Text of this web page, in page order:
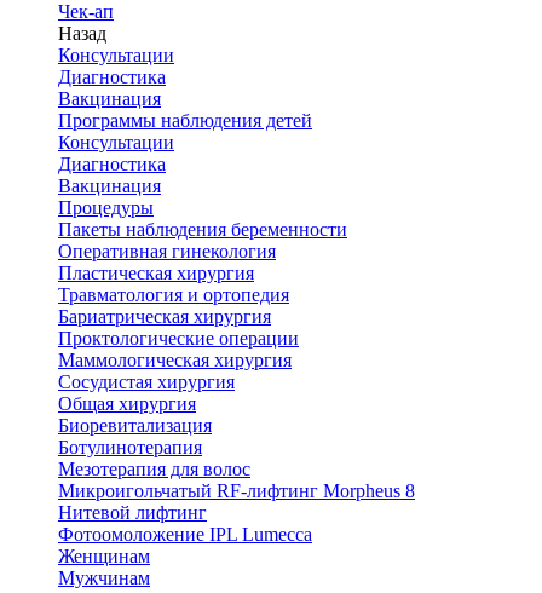
Чек-ап
Назад
Консультации
Диагностика
Вакцинация
Программы наблюдения детей
Консультации
Диагностика
Вакцинация
Процедуры
Пакеты наблюдения беременности
Оперативная гинекология
Пластическая хирургия
Травматология и ортопедия
Бариатрическая хирургия
Проктологические операции
Маммологическая хирургия
Сосудистая хирургия
Общая хирургия
Биоревитализация
Ботулинотерапия
Мезотерапия для волос
Микроигольчатый RF-лифтинг Morpheus 8
Нитевой лифтинг
Фотоомоложение IPL Lumecca
Женщинам
Мужчинам